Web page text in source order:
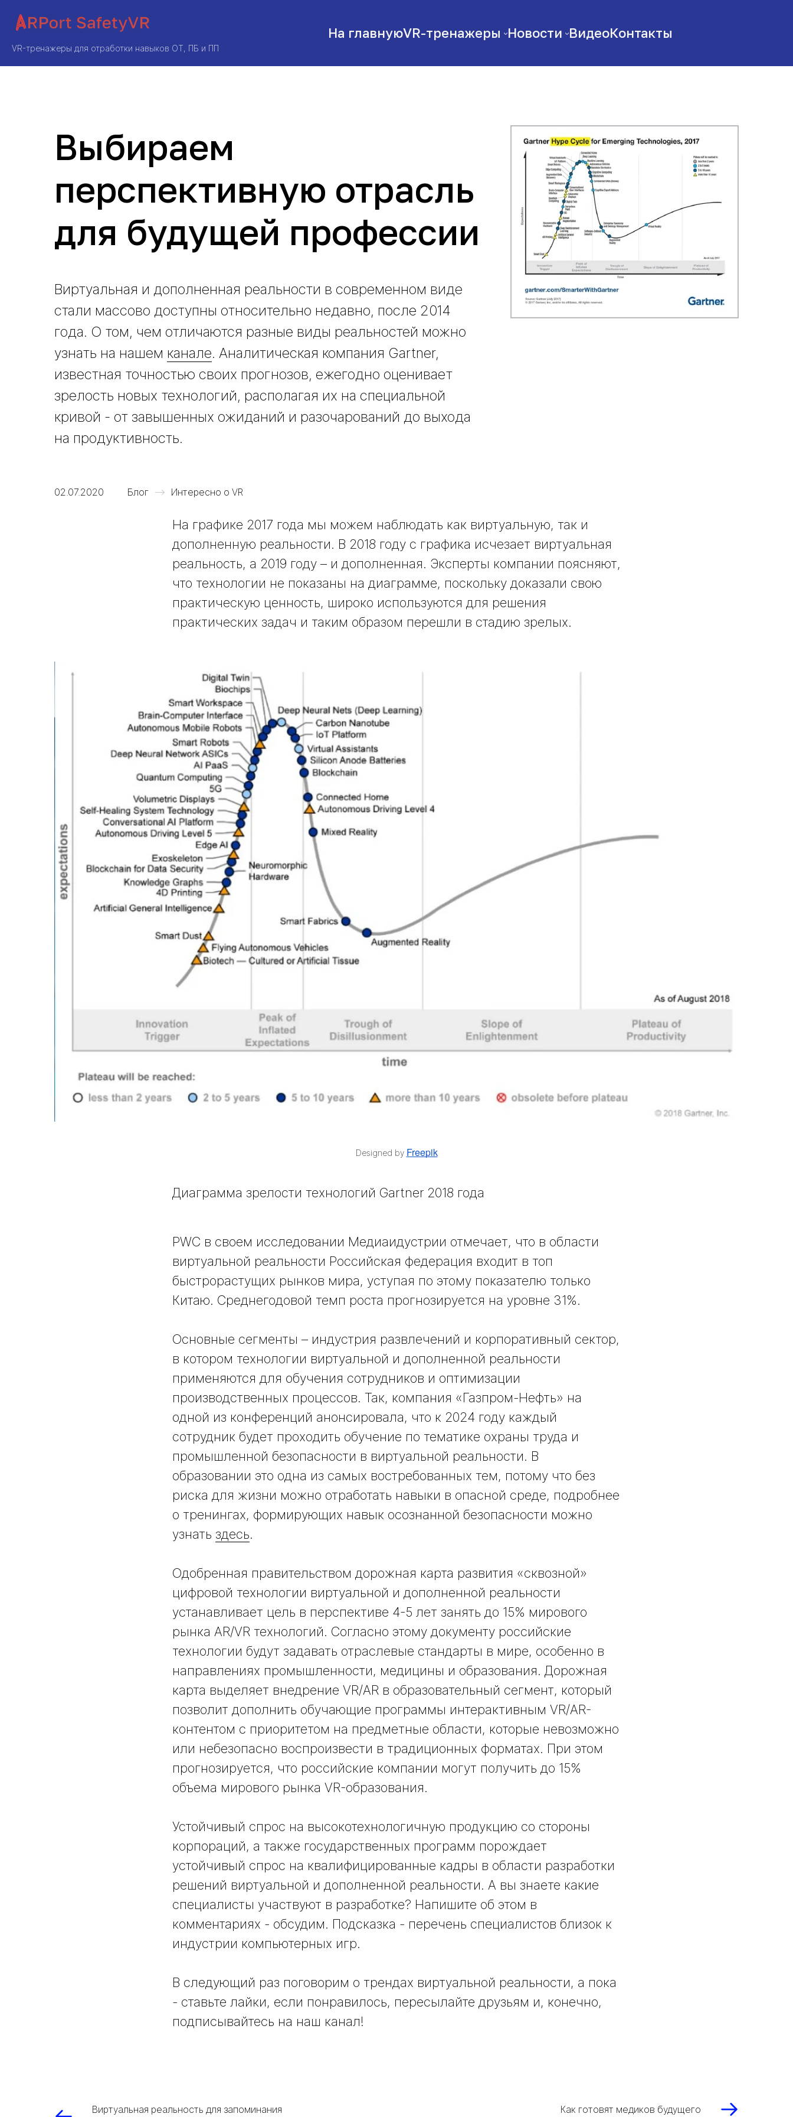
VR-тренажеры для отработки навыков ОТ, ПБ и ПП
На главнуюVR-тренажеры Новости ВидеоКонтакты
Выбираем
перспективную отрасль
для будущей профессии
Виртуальная и дополненная реальности в современном виде
стали массово доступны относительно недавно, после 2014
года. О том, чем отличаются разные виды реальностей можно
узнать на нашем канале. Аналитическая компания Gartner,
известная точностью своих прогнозов, ежегодно оценивает
зрелость новых технологий, располагая их на специальной
кривой - от завышенных ожиданий и разочарований до выхода
на продуктивность.
02.07.2020 Блог Интересно о VR
На графике 2017 года мы можем наблюдать как виртуальную, так и
дополненную реальности. В 2018 году с графика исчезает виртуальная
реальность, а 2019 году – и дополненная. Эксперты компании поясняют,
что технологии не показаны на диаграмме, поскольку доказали свою
практическую ценность, широко используются для решения
практических задач и таким образом перешли в стадию зрелых.
Designed by Freepik
Диаграмма зрелости технологий Gartner 2018 года
PWC в своем исследовании Медиаидустрии отмечает, что в области
виртуальной реальности Российская федерация входит в топ
быстрорастущих рынков мира, уступая по этому показателю только
Китаю. Среднегодовой темп роста прогнозируется на уровне 31%.
Основные сегменты – индустрия развлечений и корпоративный сектор,
в котором технологии виртуальной и дополненной реальности
применяются для обучения сотрудников и оптимизации
производственных процессов. Так, компания «Газпром-Нефть» на
одной из конференций анонсировала, что к 2024 году каждый
сотрудник будет проходить обучение по тематике охраны труда и
промышленной безопасности в виртуальной реальности. В
образовании это одна из самых востребованных тем, потому что без
риска для жизни можно отработать навыки в опасной среде, подробнее
о тренингах, формирующих навык осознанной безопасности можно
узнать здесь.
Одобренная правительством дорожная карта развития «сквозной»
цифровой технологии виртуальной и дополненной реальности
устанавливает цель в перспективе 4-5 лет занять до 15% мирового
рынка AR/VR технологий. Согласно этому документу российские
технологии будут задавать отраслевые стандарты в мире, особенно в
направлениях промышленности, медицины и образования. Дорожная
карта выделяет внедрение VR/AR в образовательный сегмент, который
позволит дополнить обучающие программы интерактивным VR/AR-
контентом с приоритетом на предметные области, которые невозможно
или небезопасно воспроизвести в традиционных форматах. При этом
прогнозируется, что российские компании могут получить до 15%
объема мирового рынка VR-образования.
Устойчивый спрос на высокотехнологичную продукцию со стороны
корпораций, а также государственных программ порождает
устойчивый спрос на квалифицированные кадры в области разработки
решений виртуальной и дополненной реальности. А вы знаете какие
специалисты участвуют в разработке? Напишите об этом в
комментариях - обсудим. Подсказка - перечень специалистов близок к
индустрии компьютерных игр.
В следующий раз поговорим о трендах виртуальной реальности, а пока
- ставьте лайки, если понравилось, пересылайте друзьям и, конечно,
подписывайтесь на наш канал!
Виртуальная реальность для запоминания Как готовят медиков будущего